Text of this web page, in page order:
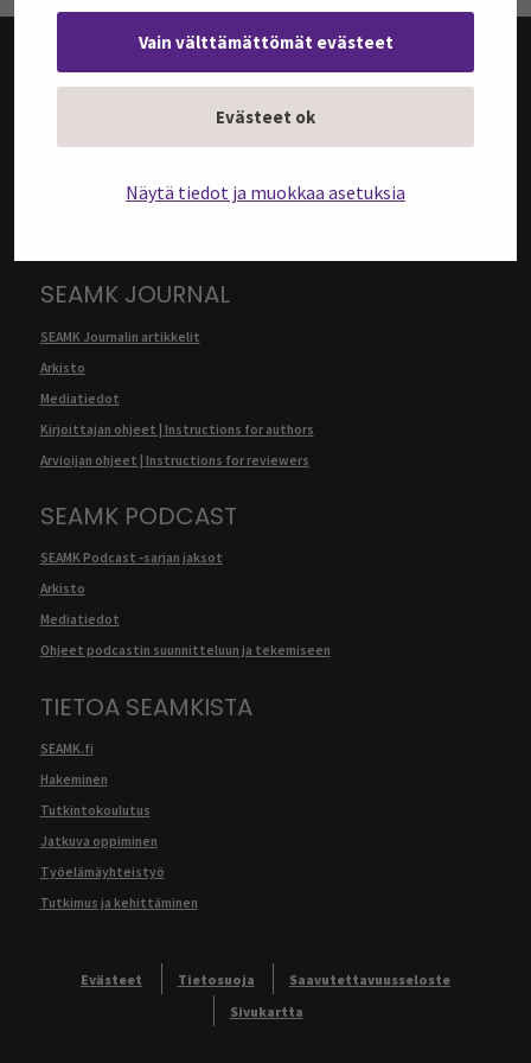
Vain välttämättömät evästeet
Evästeet ok
Näytä tiedot ja muokkaa asetuksia
@SEAMK-VERKKOLEHTI
@SEAMK-verkkolehden artikkelit
SEAMK JOURNAL
SEAMK Journalin artikkelit
Arkisto
Mediatiedot
Kirjoittajan ohjeet | Instructions for authors
Arvioijan ohjeet | Instructions for reviewers
SEAMK PODCAST
SEAMK Podcast -sarjan jaksot
Arkisto
Mediatiedot
Ohjeet podcastin suunnitteluun ja tekemiseen
TIETOA SEAMKISTA
SEAMK.fi
Hakeminen
Tutkintokoulutus
Jatkuva oppiminen
Työelämäyhteistyö
Tutkimus ja kehittäminen
Evästeet Tietosuoja
Saavutettavuusseloste
Sivukartta